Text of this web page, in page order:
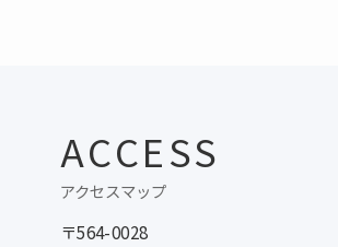
ACCESS
アクセスマップ
〒564-0028